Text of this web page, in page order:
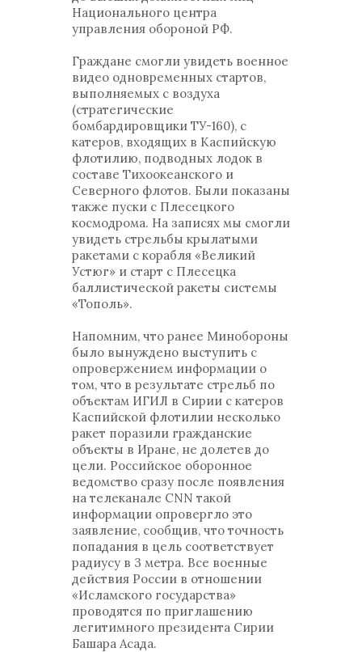
Национального центра
управления обороной РФ.
Граждане смогли увидеть военное
видео одновременных стартов,
выполняемых с воздуха
(стратегические
бомбардировщики ТУ-160), с
катеров, входящих в Каспийскую
флотилию, подводных лодок в
составе Тихоокеанского и
Северного флотов. Были показаны
также пуски с Плесецкого
космодрома. На записях мы смогли
увидеть стрельбы крылатыми
ракетами с корабля «Великий
Устюг» и старт с Плесецка
баллистической ракеты системы
«Тополь».
Напомним, что ранее Минобороны
было вынуждено выступить с
опровержением информации о
том, что в результате стрельб по
объектам ИГИЛ в Сирии с катеров
Каспийской флотилии несколько
ракет поразили гражданские
объекты в Иране, не долетев до
цели. Российское оборонное
ведомство сразу после появления
на телеканале CNN такой
информации опровергло это
заявление, сообщив, что точность
попадания в цель соответствует
радиусу в 3 метра. Все военные
действия России в отношении
«Исламского государства»
проводятся по приглашению
легитимного президента Сирии
Башара Асада.